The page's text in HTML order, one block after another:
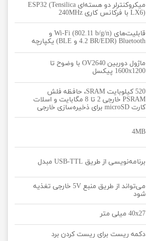
میکروکنترلر دو هسته‌ای ESP32 (Tensilica
LX6) با فرکانس کاری 240MHz
قابلیت‌های Wi-Fi (802.11 b/g/n) و
Bluetooth (4.2 BR/EDR و BLE) یکپارچه
ماژول دوربین OV2640 با وضوح تا
1600x1200 پیکسل
520 کیلوبایت SRAM، حافظه فلش
PSRAM خارجی 2 تا 8 مگابایت و اسلات
کارت microSD برای ذخیره‌سازی خارجی
4MB
برنامه‌نویسی از طریق USB-TTL مبدل
می‌تواند از طریق منبع 5V خارجی تغذیه
شود
40x27 میلی متر
دکمه ریست برای ریست کردن برد